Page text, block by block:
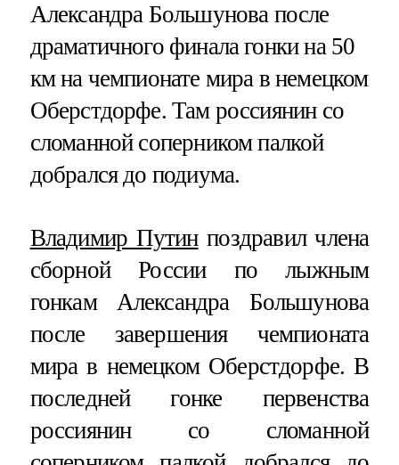
Александра Большунова после
драматичного финала гонки на 50
км на чемпионате мира в немецком
Оберстдорфе. Там россиянин со
сломанной соперником палкой
добрался до подиума.
Владимир Путинпоздравил члена
сборной России по лыжным
гонкам Александра Большунова
после завершения чемпионата
мира в немецком Оберстдорфе. В
последней гонке первенства
россиянин со сломанной